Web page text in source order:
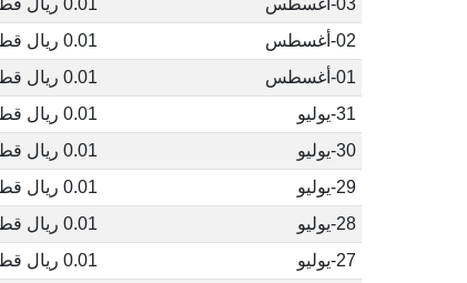
03-أغسطس
0.01 ريال قطري
02-أغسطس
0.01 ريال قطري
01-أغسطس
0.01 ريال قطري
31-يوليو
0.01 ريال قطري
30-يوليو
0.01 ريال قطري
29-يوليو
0.01 ريال قطري
28-يوليو
0.01 ريال قطري
27-يوليو
0.01 ريال قطري